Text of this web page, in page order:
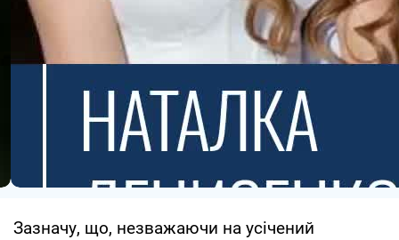
Зазначу, що, незважаючи на усічений